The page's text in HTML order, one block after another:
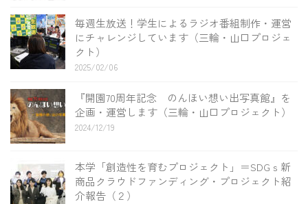
毎週生放送！学生によるラジオ番組制作・運営
にチャレンジしています（三輪・山口プロジェ
クト）
2025/02/06
『開園70周年記念 のんほい想い出写真館』を
企画・運営します（三輪・山口プロジェクト）
2024/12/19
本学「創造性を育むプロジェクト」＝SDGｓ新
商品クラウドファンディング・プロジェクト紹
介報告（２）